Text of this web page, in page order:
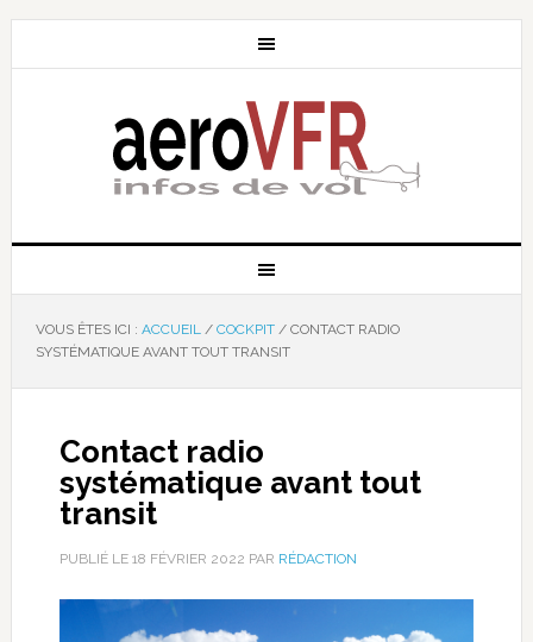
VOUS ÊTES ICI : ACCUEIL / COCKPIT /CONTACT RADIO
SYSTÉMATIQUE AVANT TOUT TRANSIT
Contact radio
systématique avant tout
transit
PUBLIÉ LE 18 FÉVRIER 2022 PAR RÉDACTION